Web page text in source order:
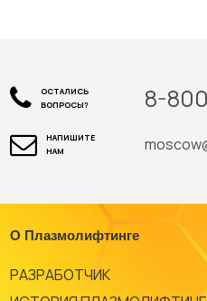
ОСТАЛИСЬ
ВОПРОСЫ?
8-
НАПИШИТЕ
НАМ
О Плазмолифтинге
РАЗРАБОТЧИК